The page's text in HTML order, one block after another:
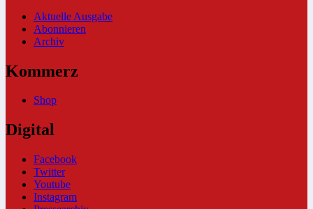
Aktuelle Ausgabe
Abonnieren
Archiv
Kommerz
Shop
Digital
Facebook
Twitter
Youtube
Instagram